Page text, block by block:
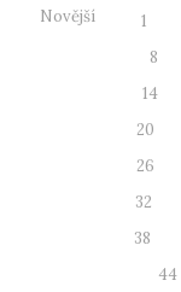
Novější 1
8
14
20
26
32
38
44